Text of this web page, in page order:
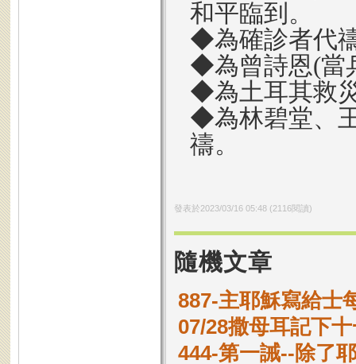
和平臨到。
◆為確診者代
◆為曾詩恩(當
◆為土耳其救
◆為林碧堂、
禱。
發表於2023/03/16 05:48(2116閱讀)
隨機文章
887-主耶穌寫給士
07/28撒母耳記下
444-第一誡--除了